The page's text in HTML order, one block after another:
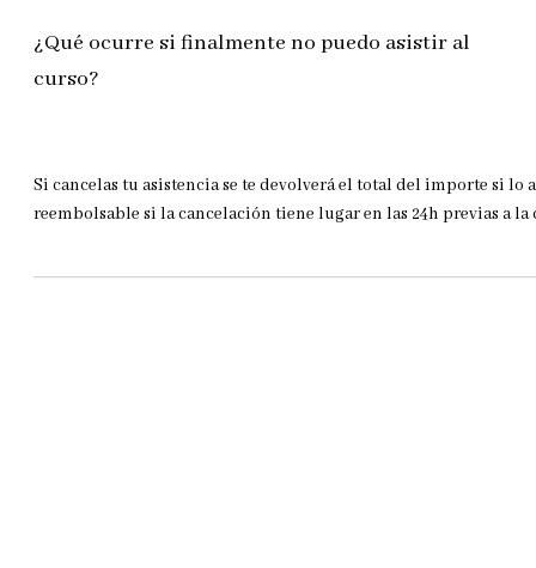
¿Qué ocurre si finalmente no puedo asistir al
curso?
Si cancelas tu asistencia se te devolverá el total del importe si lo
reembolsable si la cancelación tiene lugar en las 24h previas a